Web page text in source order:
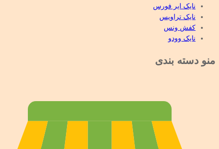
نایک ایر فورس
نایک تراویس
کفش ونس
نایک وودو
منو دسته بندی